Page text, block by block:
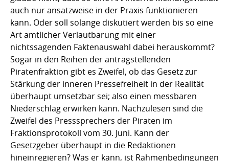
auch nur ansatzweise in der Praxis funktionieren
kann. Oder soll solange diskutiert werden bis so eine
Art amtlicher Verlautbarung mit einer
nichtssagenden Faktenauswahl dabei herauskommt?
Sogar in den Reihen der antragstellenden
Piratenfraktion gibt es Zweifel, ob das Gesetz zur
Stärkung der inneren Pressefreiheit in der Realität
überhaupt umsetzbar sei; also einen messbaren
Niederschlag erwirken kann. Nachzulesen sind die
Zweifel des Presssprechers der Piraten im
Fraktionsprotokoll vom 30. Juni. Kann der
Gesetzgeber überhaupt in die Redaktionen
hineinregieren? Was er kann, ist Rahmenbedingungen